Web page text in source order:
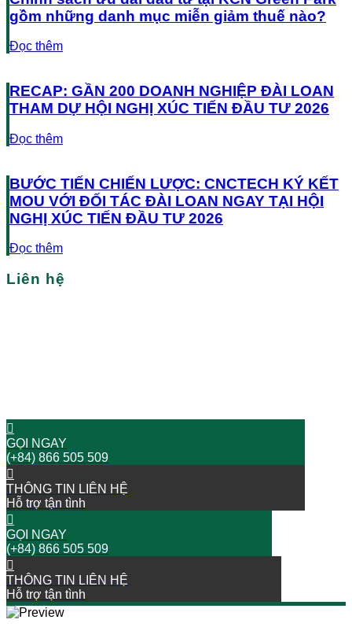
gồm những danh mục miễn giảm thuế nào?
Đọc thêm
RECAP: GẦN 200 DOANH NGHIỆP ĐÀI LOAN
THAM DỰ HỘI NGHỊ XÚC TIẾN ĐẦU TƯ 2026
Đọc thêm
BƯỚC TIẾN CHIẾN LƯỢC: CNCTECH KÝ KẾT
MOU VỚI ĐỐI TÁC ĐÀI LOAN NGAY TẠI HỘI
NGHỊ XÚC TIẾN ĐẦU TƯ 2026
Đọc thêm
Liên hệ
GỌI NGAY
(+84) 866 505 509
THÔNG TIN LIÊN HỆ
Hỗ trợ tận tình
GỌI NGAY
(+84) 866 505 509
THÔNG TIN LIÊN HỆ
Hỗ trợ tận tình